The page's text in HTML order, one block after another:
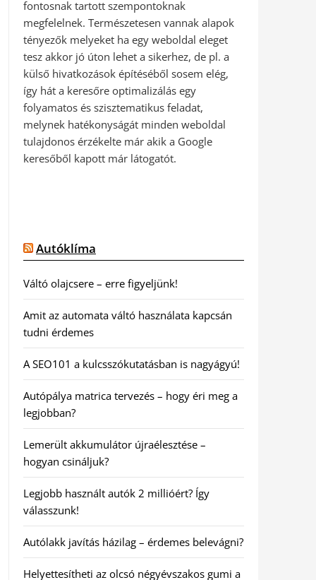
fontosnak tartott szempontoknak
megfelelnek. Természetesen vannak alapok
tényezők melyeket ha egy weboldal eleget
tesz akkor jó úton lehet a sikerhez, de pl. a
külső hivatkozások építéséből sosem elég,
így hát a keresőre optimalizálás egy
folyamatos és szisztematikus feladat,
melynek hatékonyságát minden weboldal
tulajdonos érzékelte már akik a Google
keresőből kapott már látogatót.
Autóklíma
Váltó olajcsere – erre figyeljünk!
Amit az automata váltó használata kapcsán
tudni érdemes
A SEO101 a kulcsszókutatásban is nagyágyú!
Autópálya matrica tervezés – hogy éri meg a
legjobban?
Lemerült akkumulátor újraélesztése –
hogyan csináljuk?
Legjobb használt autók 2 millióért? Így
válasszunk!
Autólakk javítás házilag – érdemes belevágni?
Helyettesítheti az olcsó négyévszakos gumi a